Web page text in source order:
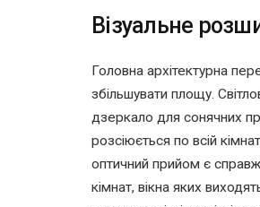
Візуальне
Головна архітектурна
збільшувати площу.
дзеркало для сонячних
розсіюється по всій
оптичний прийом є
кімнат, вікна яких